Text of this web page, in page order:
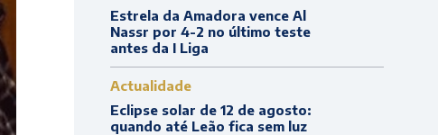
Estrela da Amadora vence Al
Nassr por 4-2 no último teste
antes da I Liga
Actualidade
Eclipse solar de 12 de agosto:
quando até Leão fica sem luz